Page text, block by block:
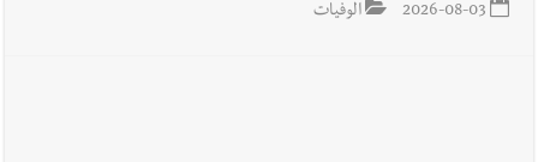
2026-08-03 الوفيات